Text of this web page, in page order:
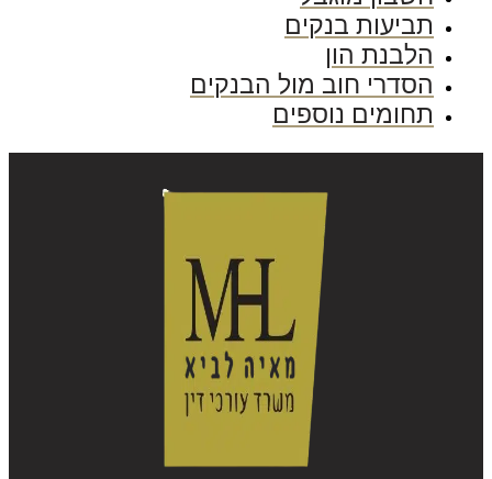
תביעות בנקים
הלבנת הון
הסדרי חוב מול הבנקים
תחומים נוספים